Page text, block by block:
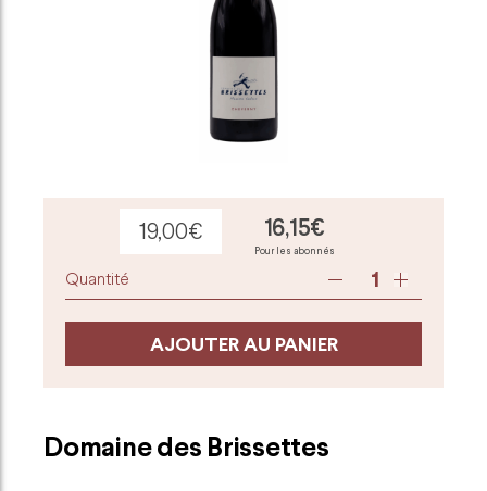
Domaine des Brissettes
19,00€ 16,15€
Pour les abonnés
de
des
Brissettes
Cadoux
AJOUTER AU PANIER